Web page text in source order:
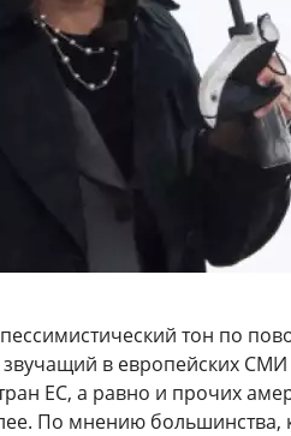
тон по
в европейских СМИ
ЕС, а равно и прочих
По мнению большинства,